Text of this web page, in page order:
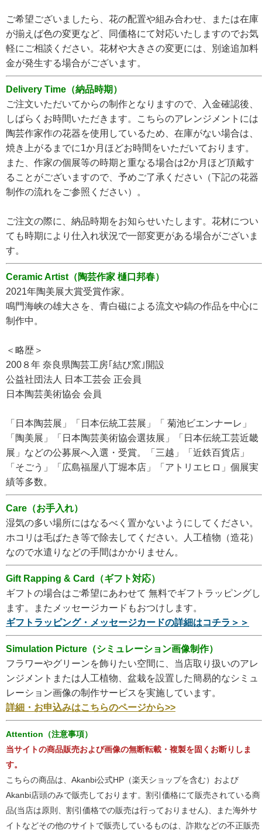
ご希望ございましたら、花の配置や組み合わせ、または在庫
が揃えば色の変更など、同価格にて対応いたしますのでお気
軽にご相談ください。花材や大きさの変更には、別途追加料
金が発生する場合がございます。
Delivery Time（納品時期）
ご注文いただいてからの制作となりますので、入金確認後、
しばらくお時間いただきます。こちらのアレンジメントには
陶芸作家作の花器を使用しているため、在庫がない場合は、
焼き上がるまでに1か月ほどお時間をいただいております。
また、作家の個展等の時期と重なる場合は2か月ほど頂戴す
ることがございますので、予めご了承ください（下記の花器
制作の流れをご参照ください）。
ご注文の際に、納品時期をお知らせいたします。花材につい
ても時期により仕入れ状況で一部変更がある場合がございま
す。
Ceramic Artist（陶芸作家 樋口邦春）
2021年陶美展大賞受賞作家。
鳴門海峡の雄大さを、青白磁による流文や鎬の作品を中心に
制作中。
＜略歴＞
200８年 奈良県陶芸工房｢結び窯｣開設
公益社団法人 日本工芸会 正会員
日本陶芸美術協会 会員
「日本陶芸展」「日本伝統工芸展」「 菊池ビエンナーレ」
「陶美展」「日本陶芸美術協会選抜展」「日本伝統工芸近畿
展」などの公募展へ入選・受賞。「三越」「近鉄百貨店」
「そごう」「広島福屋八丁堀本店」「アトリエヒロ」個展実
績等多数。
Care（お手入れ）
湿気の多い場所にはなるべく置かないようにしてください。
ホコリは毛ばたき等で除去してください。人工植物（造花）
なので水遣りなどの手間はかかりません。
Gift Rapping & Card（ギフト対応）
ギフトの場合はご希望にあわせて 無料でギフトラッピングし
ます。またメッセージカードもおつけします。
ギフトラッピング・メッセージカードの詳細はコチラ＞＞
Simulation Picture（シミュレーション画像制作）
フラワーやグリーンを飾りたい空間に、当店取り扱いのアレ
ンジメントまたは人工植物、盆栽を設置した簡易的なシミュ
レーション画像の制作サービスを実施しています。
詳細・お申込みはこちらのページから>>
Attention（注意事項）
当サイトの商品販売および画像の無断転載・複製を固くお断りしま
す。
こちらの商品は、Akanbi公式HP（楽天ショップを含む）および
Akanbi店頭のみで販売しております。割引価格にて販売されている商
品(当店は原則、割引価格での販売は行っておりません)、また海外サ
イトなどその他のサイトで販売しているものは、詐欺などの不正販売